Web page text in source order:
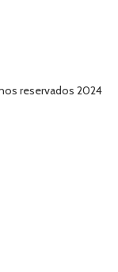
reservados 2024